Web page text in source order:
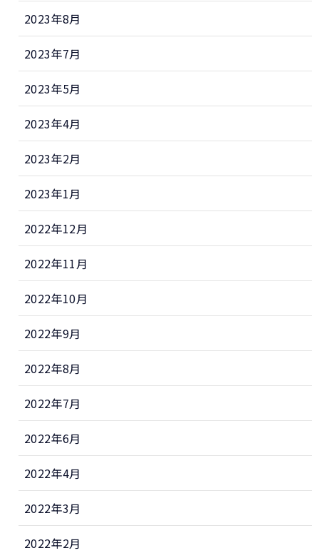
2023年8月
2023年7月
2023年5月
2023年4月
2023年2月
2023年1月
2022年12月
2022年11月
2022年10月
2022年9月
2022年8月
2022年7月
2022年6月
2022年4月
2022年3月
2022年2月